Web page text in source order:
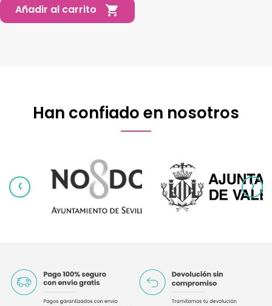
Añadir al carrito

Han confiado en nosotros
‹ ›